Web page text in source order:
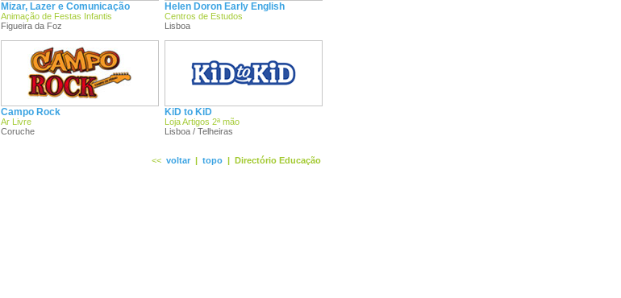
Mizar, Lazer e Comunicação
Animação de Festas Infantis
Figueira da Foz
Helen Doron Early English
Centros de Estudos
Lisboa
Campo Rock
Ar Livre
Coruche
KiD to KiD
Loja Artigos 2ª mão
Lisboa / Telheiras
<< voltar | topo | Directório Educação